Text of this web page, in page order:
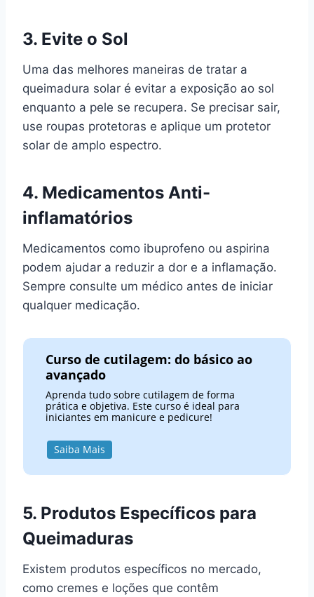
3. Evite o Sol
Uma das melhores maneiras de tratar a
queimadura solar é evitar a exposição ao sol
enquanto a pele se recupera. Se precisar sair,
use roupas protetoras e aplique um protetor
solar de amplo espectro.
4. Medicamentos Anti-
inflamatórios
Medicamentos como ibuprofeno ou aspirina
podem ajudar a reduzir a dor e a inflamação.
Sempre consulte um médico antes de iniciar
qualquer medicação.
Curso de cutilagem: do básico ao
avançado
Aprenda tudo sobre cutilagem de forma
prática e objetiva. Este curso é ideal para
iniciantes em manicure e pedicure!
Saiba Mais
5. Produtos Específicos para
Queimaduras
Existem produtos específicos no mercado,
como cremes e loções que contêm